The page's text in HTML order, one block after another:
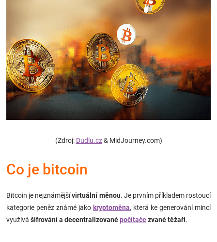
zábava
pro
děti
Novinky
Značky
(Zdroj: Dudlu.cz& MidJourney.com)
Co je bitcoin
Bitcoin je nejznámějšívirtuální měnou. Je prvním příkladem rostoucí
kategorie peněz známé jako kryptoměna, která ke generování mincí
využívá šifrování a decentralizovanépočítačezvané těžaři.